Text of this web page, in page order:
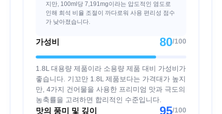
지만, 100ml당 7,191mg이라는 압도적인 염도로
인해 희석 비율 조절이 까다로워 사용 편리성 점수
가 낮아졌습니다.
가성비 80/100
1.8L 대용량 제품이라 소용량 제품 대비 가성비가
좋습니다. 기꼬만 1.8L 제품보다는 가격대가 높지
만, 4가지 건어물을 사용한 프리미엄 맛과 극도의
농축률을 고려하면 합리적인 수준입니다.
맛의 풍미 및 깊이 95/100